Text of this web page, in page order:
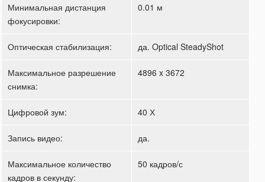
Минимальная дистанция
фокусировки:
0.01 м
Оптическая стабилизация: да. Optical SteadyShot
Максимальное разрешение
снимка:
4896 x 3672
Цифровой зум: 40 Х
Запись видео: да.
Максимальное количество
кадров в секунду:
50 кадров/с